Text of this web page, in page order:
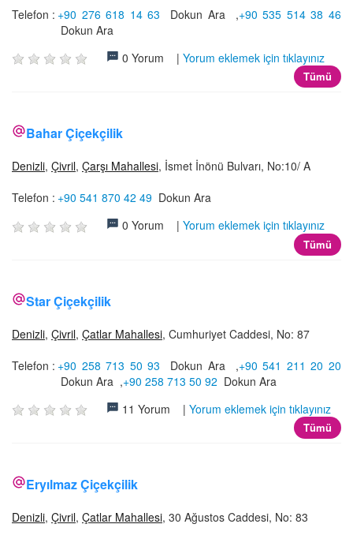
Telefon : +90 276 618 14 63 Dokun Ara,+90 535 514 38 46
Dokun Ara
0 Yorum | Yorum eklemek için tıklayınız
Tümü
Bahar Çiçekçilik
Denizli, Çivril, Çarşı Mahallesi, İsmet İnönü Bulvarı, No:10/ A
Telefon : +90 541 870 42 49 Dokun Ara
0 Yorum | Yorum eklemek için tıklayınız
Tümü
Star Çiçekçilik
Denizli, Çivril, Çatlar Mahallesi, Cumhuriyet Caddesi, No: 87
Telefon : +90 258 713 50 93 Dokun Ara ,+90 541 211 20 20
Dokun Ara ,+90 258 713 50 92 Dokun Ara
11 Yorum | Yorum eklemek için tıklayınız
Tümü
Eryılmaz Çiçekçilik
Denizli, Çivril, Çatlar Mahallesi, 30 Ağustos Caddesi, No: 83